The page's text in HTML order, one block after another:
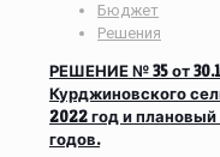
Бюджет
Решения
РЕШЕНИЕ № 35 от
Курджиновского
2022 год и
годов.